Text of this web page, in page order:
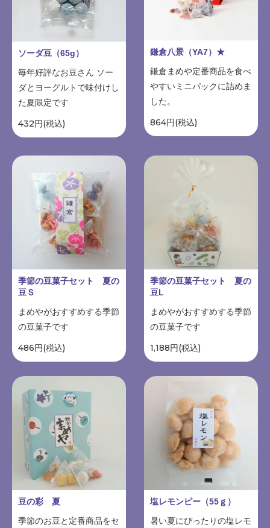
ソーダ豆（65g）
毎年好評なお豆さん ソー
ダとヨーグルトで味付けし
た夏限定です
432円(税込)
鎌倉八景（YA7）★
鎌倉まめや定番商品を食べ
やすいミニパックに詰めま
した。
864円(税込)
季節の豆菓子セット 夏の
豆Ｓ
まめやがおすすめする季節
の豆菓子です
486円(税込)
季節の豆菓子セット 夏の
豆L
まめやがおすすめする季節
の豆菓子です
1,188円(税込)
豆の彩 夏
季節のお豆と定番商品をセ
塩レモンピー（55ｇ）
暑い夏にぴったりの塩レモ